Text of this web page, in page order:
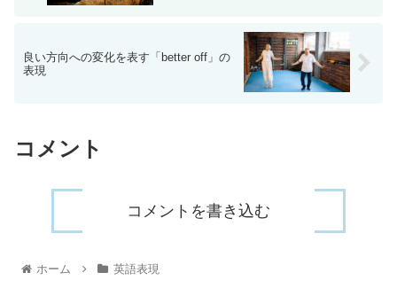
良い方向への変化を表す「better off」の
表現
コメント
コメントを書き込む
ホーム 英語表現